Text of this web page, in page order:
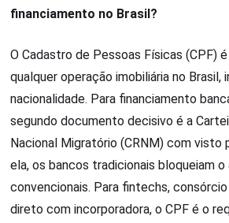
financiamento no Brasil?
O Cadastro de Pessoas Físicas (CPF)
qualquer operação imobiliária no Brasil,
nacionalidade. Para financiamento
segundo documento decisivo é a
Nacional Migratório (CRNM) com visto
ela, os bancos tradicionais bloqueiam o
convencionais. Para fintechs,
direto com incorporadora, o CPF é o